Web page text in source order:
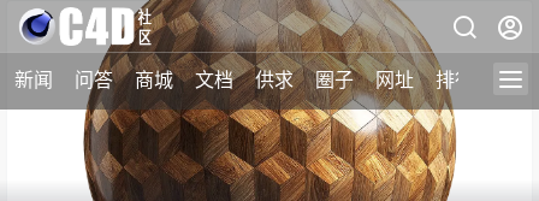
新闻 问答 商城 文档 供求 圈子 网址 排行榜